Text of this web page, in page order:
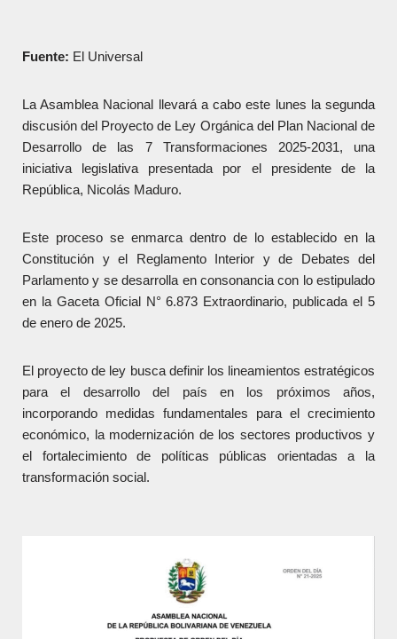
Fuente: El Universal
La Asamblea Nacional llevará a cabo este lunes la segunda
discusión del Proyecto de Ley Orgánica del Plan Nacional de
Desarrollo de las 7 Transformaciones 2025-2031, una
iniciativa legislativa presentada por el presidente de la
República, Nicolás Maduro.
Este proceso se enmarca dentro de lo establecido en la
Constitución y el Reglamento Interior y de Debates del
Parlamento y se desarrolla en consonancia con lo estipulado
en la Gaceta Oficial N° 6.873 Extraordinario, publicada el 5
de enero de 2025.
El proyecto de ley busca definir los lineamientos estratégicos
para el desarrollo del país en los próximos años,
incorporando medidas fundamentales para el crecimiento
económico, la modernización de los sectores productivos y
el fortalecimiento de políticas públicas orientadas a la
transformación social.